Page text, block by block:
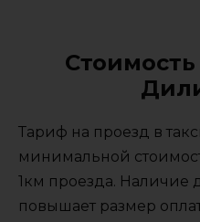
Стоимость
Тариф на проезд в
минимальной
1км проезда. Наличие
повышает размер